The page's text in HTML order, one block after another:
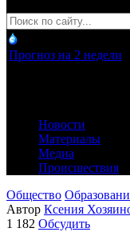
Прогноз на 2 недели
Новости
Материалы
Медиа
Происшествия
Общество
Автор Ксения
1 182 Обсудить